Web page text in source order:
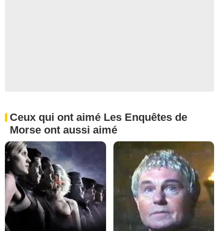
Ceux qui ont aimé Les Enquêtes de
Morse ont aussi aimé